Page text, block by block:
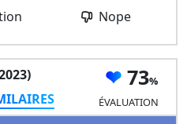
Nope
73
ÉVALUATION